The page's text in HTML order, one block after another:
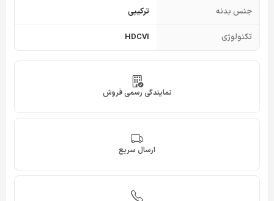
جنس بدنه ترکیبی
تکنولوژی HDCVI
نمایندگی رسمی فروش
ارسال سریع